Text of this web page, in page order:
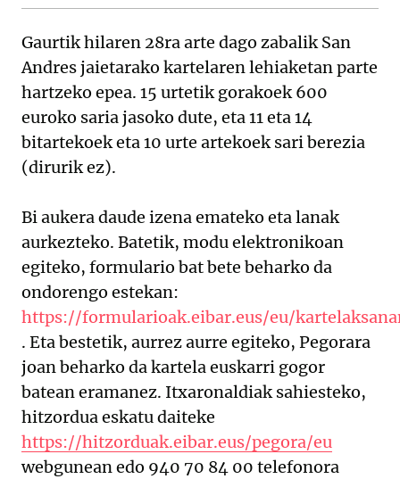
Gaurtik hilaren 28ra arte dago zabalik San
Andres jaietarako kartelaren lehiaketan parte
hartzeko epea. 15 urtetik gorakoek 600
euroko saria jasoko dute, eta 11 eta 14
bitartekoek eta 10 urte artekoek sari berezia
(dirurik ez).
Bi aukera daude izena emateko eta lanak
aurkezteko. Batetik, modu elektronikoan
egiteko, formulario bat bete beharko da
ondorengo estekan:
https://formularioak.eibar.eus/eu/
. Eta bestetik, aurrez aurre egiteko, Pegorara
joan beharko da kartela euskarri gogor
batean eramanez. Itxaronaldiak sahiesteko,
hitzordua eskatu daiteke
https://hitzorduak.eibar.eus/pegora/eu
webgunean edo 940 70 84 00 telefonora